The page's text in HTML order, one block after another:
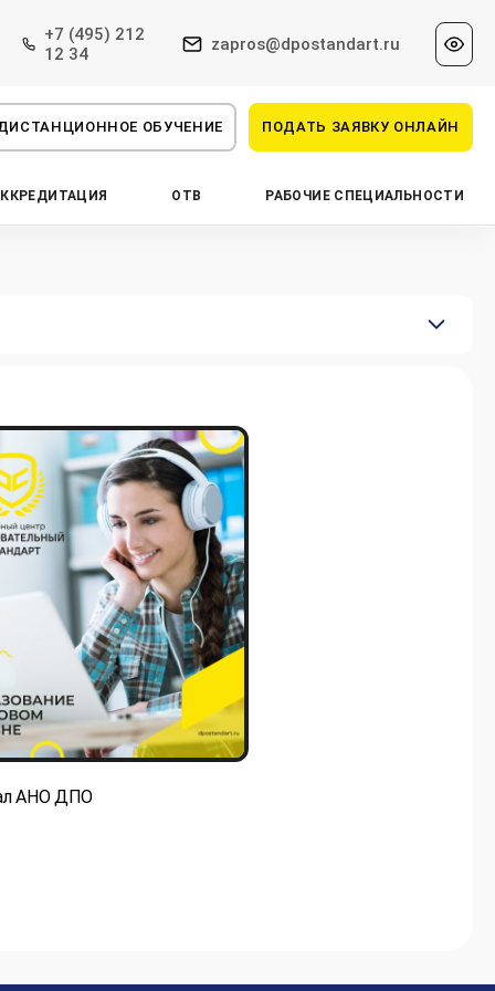
+7 (495) 212
12 34
zapros@dpostandart.ru
ОБУЧЕНИЕ ПОДАТЬ ЗАЯВКУ ОНЛАЙН
ОТВ РАБОЧИЕ СПЕЦИАЛЬНОСТИ
АНО ДПО